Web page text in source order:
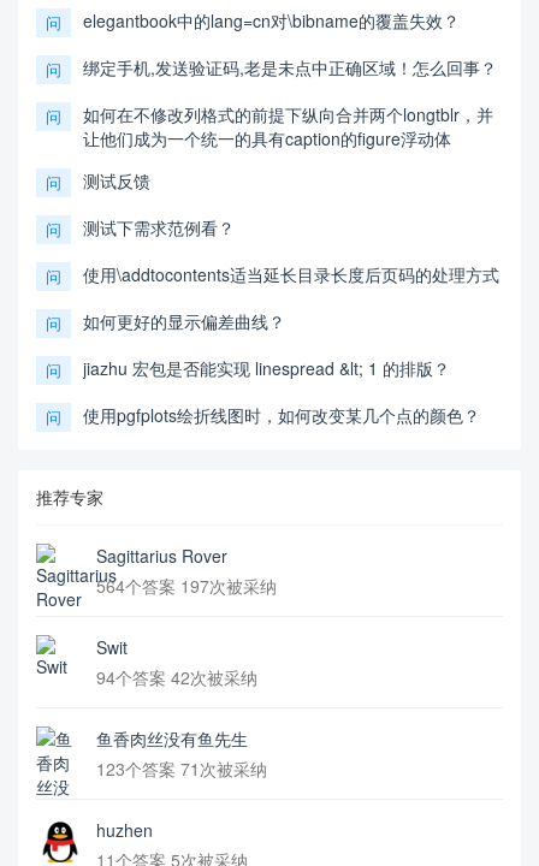
问 elegantbook中的lang=cn对\bibname的覆盖失效？
问 绑定手机,发送验证码,老是未点中正确区域！怎么回事？
问
如何在不修改列格式的前提下纵向合并两个longtblr，并
让他们成为一个统一的具有caption的figure浮动体
问 测试反馈
问 测试下需求范例看？
问 使用\addtocontents适当延长目录长度后页码的处理方式
问 如何更好的显示偏差曲线？
问 jiazhu 宏包是否能实现 linespread &lt; 1 的排版？
问 使用pgfplots绘折线图时，如何改变某几个点的颜色？
推荐专家
Sagittarius Rover
564个答案 197次被采纳
Swit
94个答案 42次被采纳
鱼香肉丝没有鱼先生
123个答案 71次被采纳
huzhen
11个答案 5次被采纳